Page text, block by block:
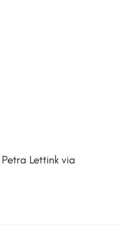
Lettink via